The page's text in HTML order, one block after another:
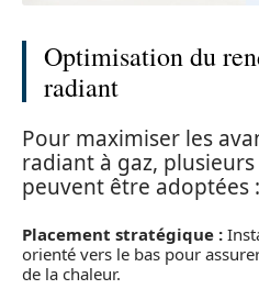
Optimisation du
radiant
Pour maximiser les
radiant à gaz,
peuvent être adoptées :
Placement stratégique :
orienté vers le bas pour
de la chaleur.